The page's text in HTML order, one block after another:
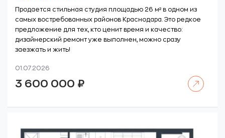
Продается стильная студия площадью 26 м² в одном из
самых востребованных районов Краснодара. Это редкое
предложение для тех, кто ценит время и качество:
дизайнерский ремонт уже выполнен, можно сразу
заезжать и жить!
01.07.2026
3 600 000 ₽